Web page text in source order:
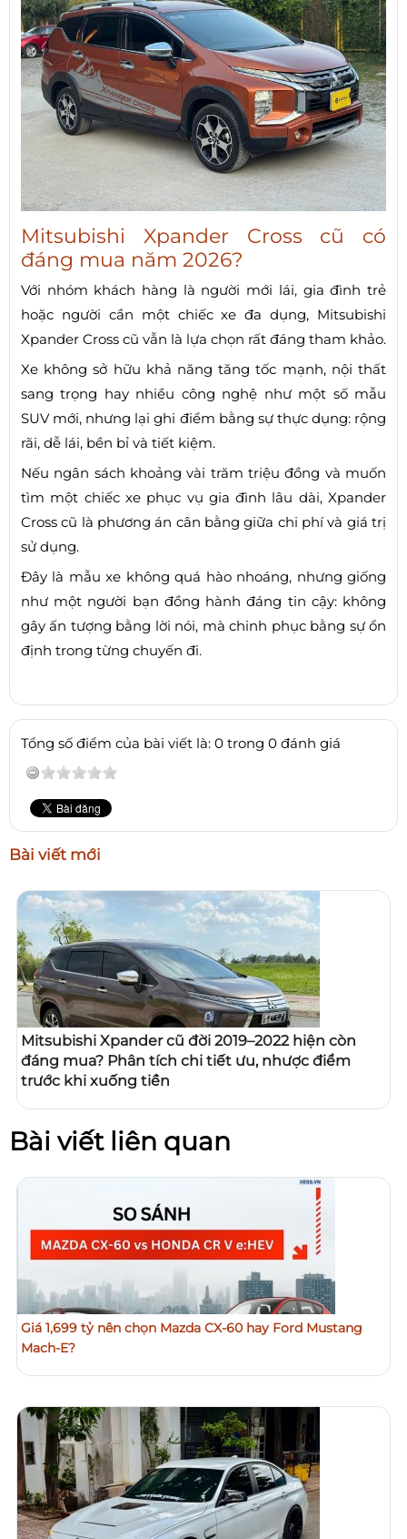
Mitsubishi Xpander Cross cũ có
đáng mua năm 2026?
Với nhóm khách hàng là người mới lái, gia đình trẻ
hoặc người cần một chiếc xe đa dụng, Mitsubishi
Xpander Cross cũ vẫn là lựa chọn rất đáng tham khảo.
Xe không sở hữu khả năng tăng tốc mạnh, nội thất
sang trọng hay nhiều công nghệ như một số mẫu
SUV mới, nhưng lại ghi điểm bằng sự thực dụng: rộng
rãi, dễ lái, bền bỉ và tiết kiệm.
Nếu ngân sách khoảng vài trăm triệu đồng và muốn
tìm một chiếc xe phục vụ gia đình lâu dài, Xpander
Cross cũ là phương án cân bằng giữa chi phí và giá trị
sử dụng.
Đây là mẫu xe không quá hào nhoáng, nhưng giống
như một người bạn đồng hành đáng tin cậy: không
gây ấn tượng bằng lời nói, mà chinh phục bằng sự ổn
định trong từng chuyến đi.
Tổng số điểm của bài viết là: 0 trong 0 đánh giá
Bài viết mới
Mitsubishi Xpander cũ đời 2019–2022 hiện còn
đáng mua? Phân tích chi tiết ưu, nhược điểm
trước khi xuống tiền
Bài viết liên quan
Giá 1,699 tỷ nên chọn Mazda CX-60 hay Ford Mustang
Mach-E?